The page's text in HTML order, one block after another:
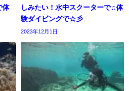
体
しみたい！水中スクーターで♫体
験ダイビングで☆彡
2023年12月1日